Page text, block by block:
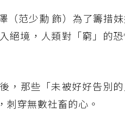
（范少勳 飾）為了籌措
絕境，人類對「窮」的
，那些「未被好好告別
穿無數社畜的心。